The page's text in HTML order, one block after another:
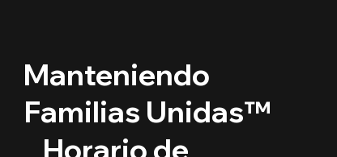
Manteniendo
Familias Unidas™
Horario de